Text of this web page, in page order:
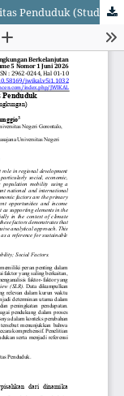
Faktor-Faktor yang Mempengaruhi Mobilitas Penduduk (Studi Literatur pada Aspek Sosial, Ekonomi, dan Lingkungan)